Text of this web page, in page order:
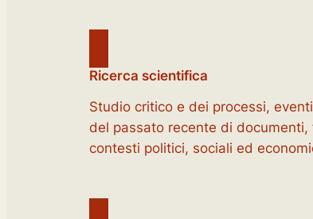
Ricerca scientifica
Studio critico e dei processi,
del passato recente di documenti,
contesti politici, sociali ed